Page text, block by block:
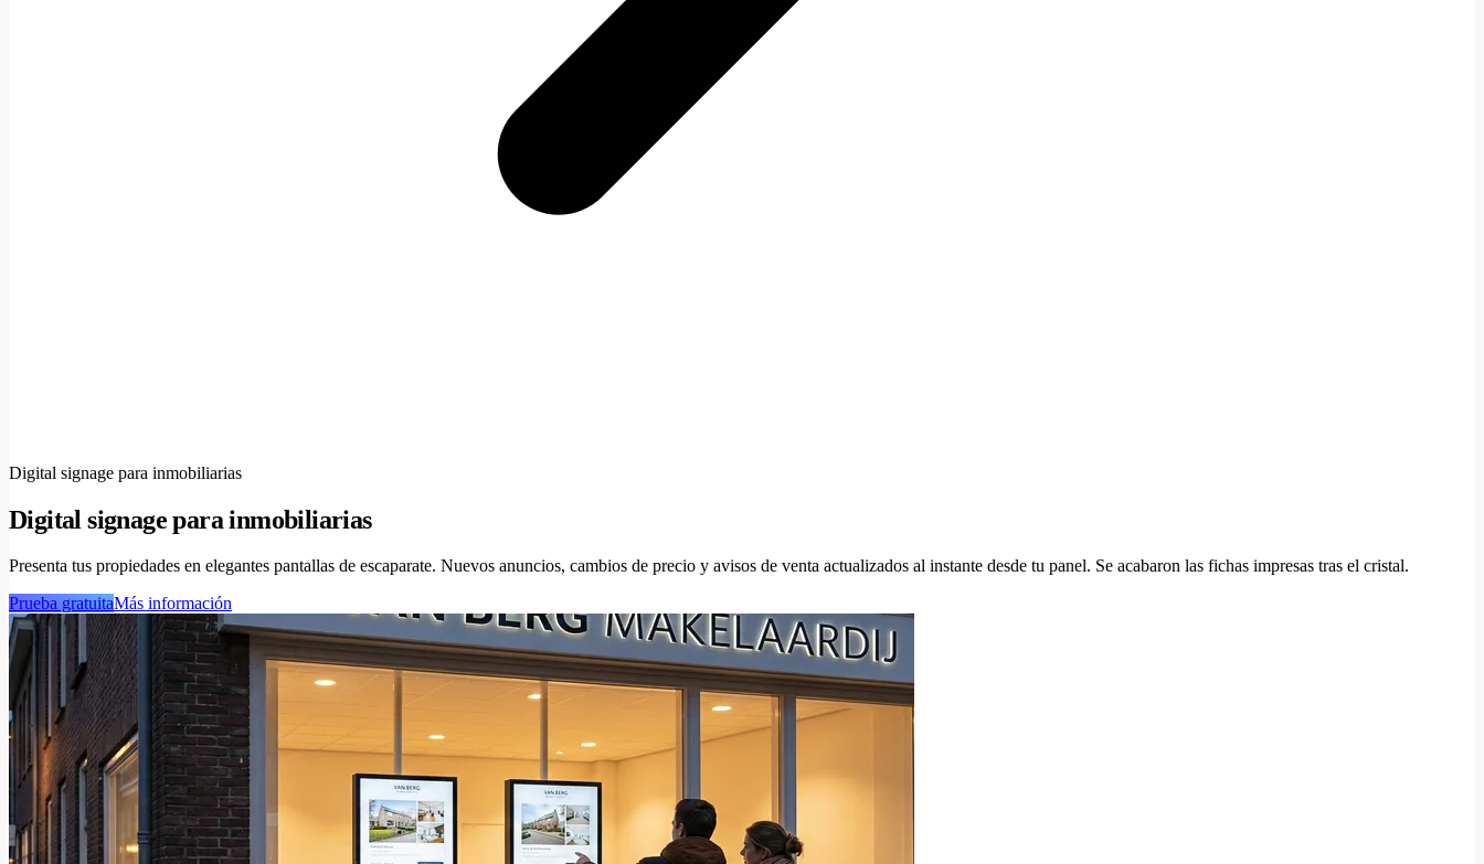
Digital signage para inmobiliarias
Digital signage para inmobiliarias
Presenta tus propiedades en elegantes pantallas de escaparate. Nuevos anuncios, cambios de precio y avisos de venta actualizados al instante desde tu panel. Se acabaron las fichas impresas tras el cristal.
Prueba gratuitaMás información